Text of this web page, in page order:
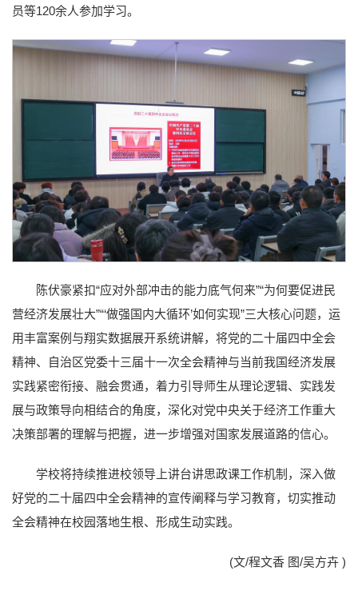
员等120余人参加学习。
陈伏豪紧扣“应对外部冲击的能力底气何来”“为何要促进民
营经济发展壮大”“‘做强国内大循环’如何实现”三大核心问题，运
用丰富案例与翔实数据展开系统讲解，将党的二十届四中全会
精神、自治区党委十三届十一次全会精神与当前我国经济发展
实践紧密衔接、融会贯通，着力引导师生从理论逻辑、实践发
展与政策导向相结合的角度，深化对党中央关于经济工作重大
决策部署的理解与把握，进一步增强对国家发展道路的信心。
学校将持续推进校领导上讲台讲思政课工作机制，深入做
好党的二十届四中全会精神的宣传阐释与学习教育，切实推动
全会精神在校园落地生根、形成生动实践。
(文/程文香 图/吴方卉 )